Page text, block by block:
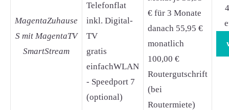
MagentaZuhause
S mit MagentaTV
SmartStream
Telefonflat
inkl. Digital-
TV
gratis
einfachWLAN
- Speedport 7
(optional)
€ für 3 Monate
danach 55,95 €
monatlich
100,00 €
Routergutschrift
(bei
Routermiete)